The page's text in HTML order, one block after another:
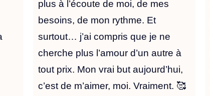
plus à l’écoute de moi, de mes
besoins, de mon rythme. Et
surtout… j’ai compris que je ne
cherche plus l’amour d’un autre à
tout prix. Mon vrai but aujourd’hui,
c’est de m’aimer, moi. Vraiment. 🥰